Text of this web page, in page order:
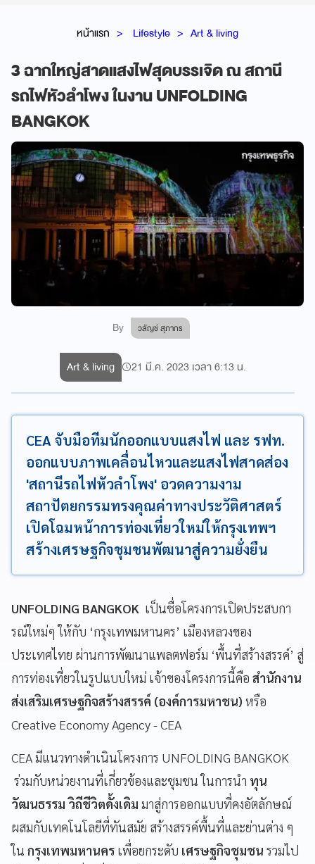
หน้าแรก Lifestyle Art & living
3 ฉากใหญ่สาดแสงไฟสุดบรรเจิด ณ สถานี
รถไฟหัวลำโพง ในงาน UNFOLDING
BANGKOK
By วลัญช์ สุภากร
Art & living 21 มี.ค. 2023 เวลา 6:13 น.
CEA จับมือทีมนักออกแบบแสงไฟ และ รฟท.
ออกแบบภาพเคลื่อนไหวและแสงไฟสาดส่อง
'สถานีรถไฟหัวลำโพง' อวดความงาม
สถาปัตยกรรมทรงคุณค่าทางประวัติศาสตร์
เปิดโฉมหน้าการท่องเที่ยวใหม่ให้กรุงเทพฯ
สร้างเศรษฐกิจชุมชนพัฒนาสู่ความยั่งยืน
UNFOLDING BANGKOK เป็นชื่อโครงการเปิดประสบกา
รณ์ใหม่ๆ ให้กับ ‘กรุงเทพมหานคร’ เมืองหลวงของ
ประเทศไทย ผ่านการพัฒนาแพลตฟอร์ม ‘พื้นที่สร้างสรรค์’ สู่
การท่องเที่ยวในรูปแบบใหม่ เจ้าของโครงการนี้คือ สำนักงาน
ส่งเสริมเศรษฐกิจสร้างสรรค์ (องค์การมหาชน) หรือ
Creative Economy Agency - CEA
CEA มีแนวทางดำเนินโครงการ UNFOLDING BANGKOK
ร่วมกับหน่วยงานที่เกี่ยวข้องและชุมชน ในการนำ ทุน
วัฒนธรรม วิถีชีวิตดั้งเดิม มาสู่การออกแบบที่คงอัตลักษณ์
ผสมกับเทคโนโลยีที่ทันสมัย สร้างสรรค์พื้นที่และย่านต่าง ๆ
ใน กรุงเทพมหานคร เพื่อยกระดับ เศรษฐกิจชุมชน รวมไป